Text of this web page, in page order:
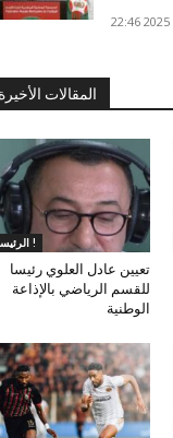
المقالات
الرئيسية !
تعيين عادل العلوي رئيسا
للقسم الرياضي بالإذاعة
الوطنية